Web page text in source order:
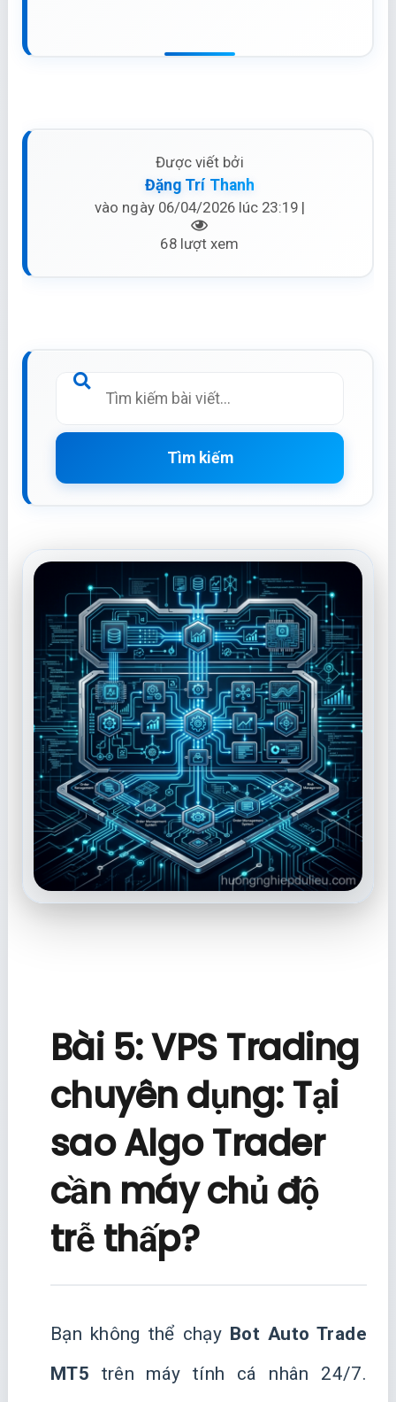
Được viết bởi
Đặng Trí Thanh
vào ngày 06/04/2026 lúc 23:19 |
68 lượt xem
Tìm kiếm
Bài 5: VPS Trading
chuyên dụng: Tại
sao Algo Trader
cần máy chủ độ
trễ thấp?
Bạn không thể chạy Bot Auto Trade
MT5 trên máy tính cá nhân 24/7.